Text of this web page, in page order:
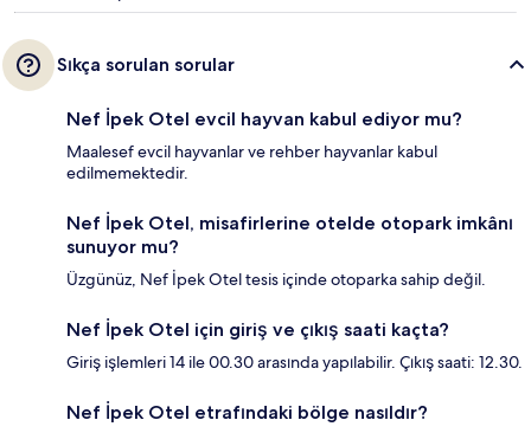
Sıkça sorulan sorular
Nef İpek Otel evcil hayvan kabul ediyor mu?
Maalesef evcil hayvanlar ve rehber hayvanlar kabul
edilmemektedir.
Nef İpek Otel, misafirlerine otelde otopark imkânı
sunuyor mu?
Üzgünüz, Nef İpek Otel tesis içinde otoparka sahip değil.
Nef İpek Otel için giriş ve çıkış saati kaçta?
Giriş işlemleri 14 ile 00.30 arasında yapılabilir. Çıkış saati: 12.30.
Nef İpek Otel etrafındaki bölge nasıldır?